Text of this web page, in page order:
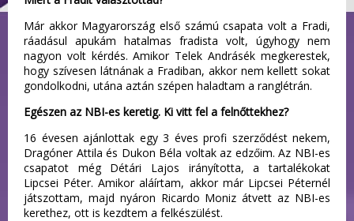
Már akkor Magyarország első számú csapata volt a Fradi,
ráadásul apukám hatalmas fradista volt, úgyhogy nem
nagyon volt kérdés. Amikor Telek Andrásék megkerestek,
hogy szívesen látnának a Fradiban, akkor nem kellett sokat
gondolkodni, utána aztán szépen haladtam a ranglétrán.
Egészen az NBI-es keretig. Ki vitt fel a felnőttekhez?
16 évesen ajánlottak egy 3 éves profi szerződést nekem,
Dragóner Attila és Dukon Béla voltak az edzőim. Az NBI-es
csapatot még Détári Lajos irányította, a tartalékokat
Lipcsei Péter. Amikor aláírtam, akkor már Lipcsei Péternél
játszottam, majd nyáron Ricardo Moniz átvett az NBI-es
kerethez, ott is kezdtem a felkészülést.